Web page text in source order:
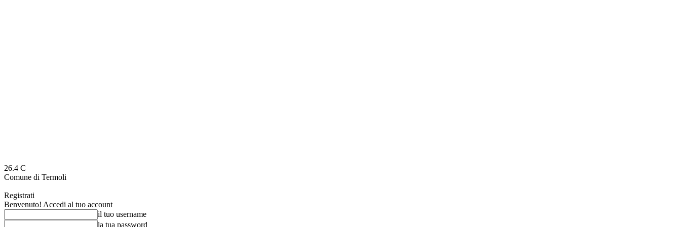
26.4 C
Comune di Termoli
Registrati
Benvenuto! Accedi al tuo account
il tuo username
la tua password